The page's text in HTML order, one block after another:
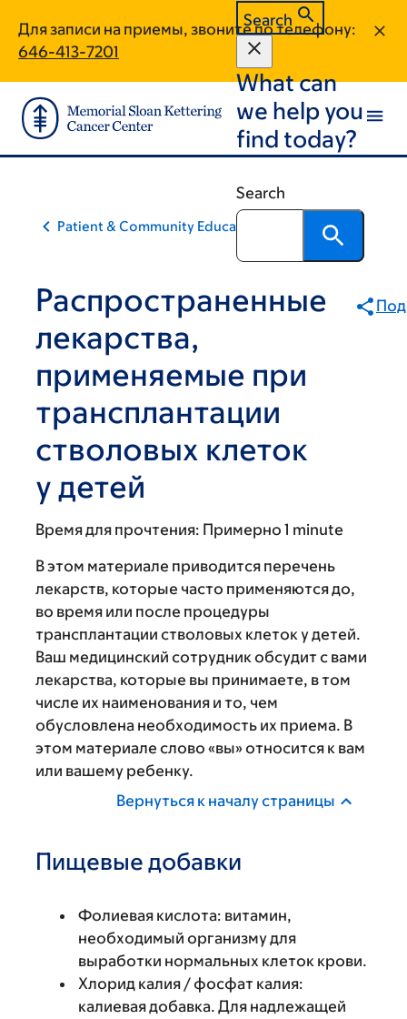
main
content
footer
Для записи на приемы, звоните по телефону:
646-413-7201
Search
What can
we help you
find today?
Search
Patient & Community Education
Распространенные
лекарства,
применяемые при
трансплантации
стволовых клеток
у детей
Время для прочтения: Примерно 1 minute
В этом материале приводится перечень
лекарств, которые часто применяются до,
во время или после процедуры
трансплантации стволовых клеток у детей.
Ваш медицинский сотрудник обсудит с вами
лекарства, которые вы принимаете, в том
числе их наименования и то, чем
обусловлена необходимость их приема. В
этом материале слово «вы» относится к вам
или вашему ребенку.
Вернуться к началу страницы
Пищевые добавки
Фолиевая кислота: витамин,
необходимый организму для
выработки нормальных клеток крови.
Хлорид калия / фосфат калия:
калиевая добавка. Для надлежащей